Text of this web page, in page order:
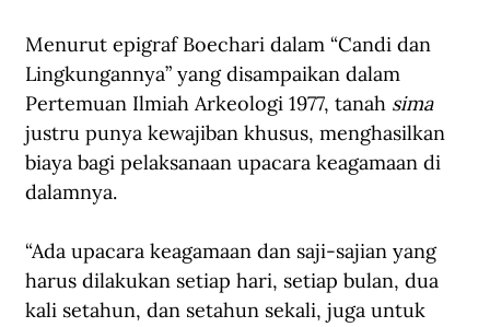
Menurut epigraf Boechari dalam “Candi dan
Lingkungannya” yang disampaikan dalam
Pertemuan Ilmiah Arkeologi 1977, tanah sima
justru punya kewajiban khusus, menghasilkan
biaya bagi pelaksanaan upacara keagamaan di
dalamnya.
“Ada upacara keagamaan dan saji-sajian yang
harus dilakukan setiap hari, setiap bulan, dua
kali setahun, dan setahun sekali, juga untuk